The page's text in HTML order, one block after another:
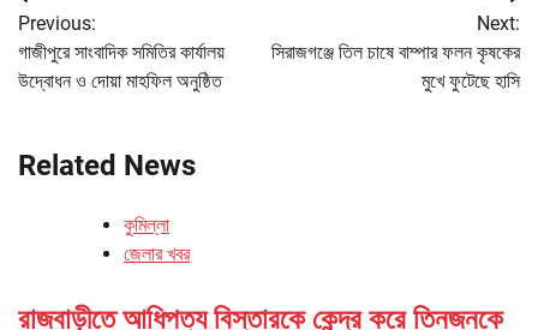
navigation
Previous:
গাজীপুরে সাংবাদিক সমিতির কার্যালয়
উদ্বোধন ও দোয়া মাহফিল অনুষ্ঠিত
Next:
সিরাজগঞ্জে তিল চাষে বাম্পার ফলন কৃষকের
মুখে ফুটেছে হাসি
Related News
কুমিল্লা
জেলার খবর
রাজবাড়ীতে আধিপত্য বিস্তারকে কেন্দ্র করে তিনজনকে